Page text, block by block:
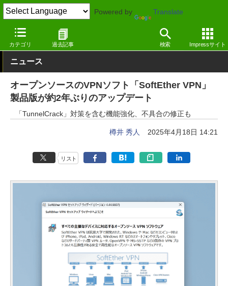
Powered by Translate
カテゴリ 過去記事 検索 Impressサイト
窓の杜 インターネット Windows
ニュース
オープンソースのVPNソフト「SoftEther VPN」
製品版が約2年ぶりのアップデート
「TunnelCrack」対策を含む機能強化、不具合の修正も
樽井 秀人 2025年4月18日 14:21
リスト